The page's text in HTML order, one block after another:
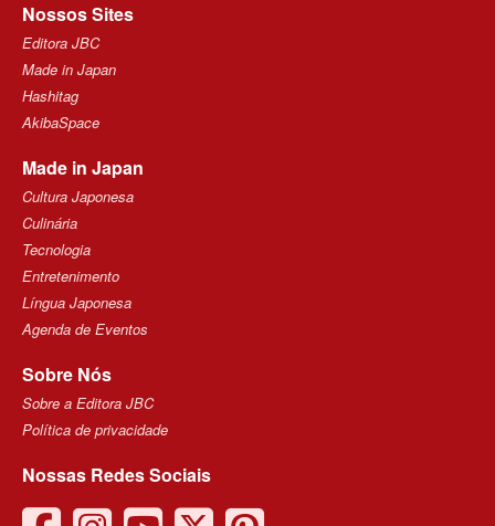
Nossos Sites
Editora JBC
Made in Japan
Hashitag
AkibaSpace
Made in Japan
Cultura Japonesa
Culinária
Tecnologia
Entretenimento
Língua Japonesa
Agenda de Eventos
Sobre Nós
Sobre a Editora JBC
Política de privacidade
Nossas Redes Sociais